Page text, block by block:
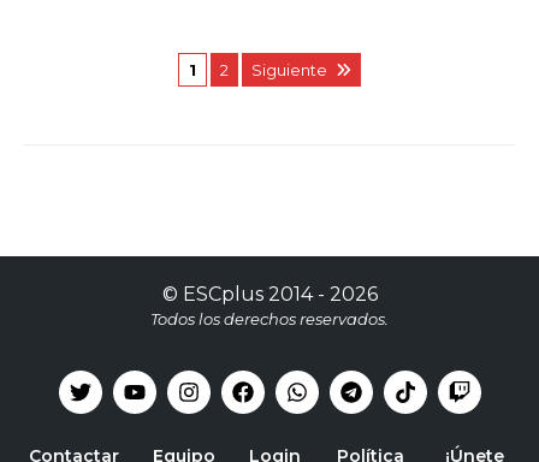
1 2 Siguiente
© ESCplus2014 - 2026
Todos los derechos reservados.
Contactar Equipo Login Política ¡Únete